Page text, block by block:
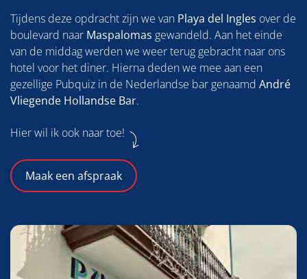
Tijdens deze opdracht zijn we van Playa del Ingles over de
boulevard naar Maspalomas gewandeld. Aan het einde
van de middag werden we weer terug gebracht naar ons
hotel voor het diner. Hierna deden we mee aan een
gezellige Pubquiz in de Nederlandse bar genaamd André
Vliegende Hollandse Bar.
Hier wil ik ook naar toe!
Maak een afspraak